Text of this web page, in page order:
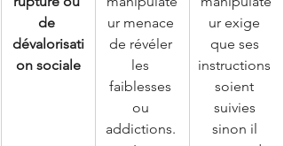
de
dévalorisati
on sociale
ur menace
de révéler
les
faiblesses
ou
addictions.
ur exige
que ses
instructions
soient
suivies
sinon il